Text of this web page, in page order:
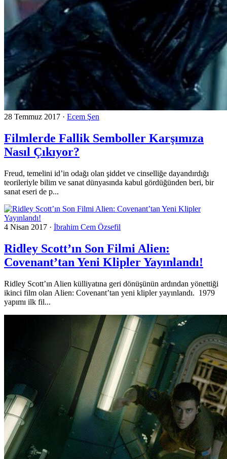
28 Temmuz 2017 · Ecem Şen
Filmlerde Fallik Semboller Karşımıza
Nasıl Çıkıyor?
Freud, temelini id’in odağı olan şiddet ve cinselliğe dayandırdığı
teorileriyle bilim ve sanat dünyasında kabul gördüğünden beri, bir
sanat eseri de p...
4 Nisan 2017 · İbrahim Cem Özsefil
Ridley Scott’ın Son Filmi Alien:
Covenant’tan Yeni Klipler Yayınlandı!
Ridley Scott’ın Alien külliyatına geri dönüşünün ardından yönettiği
ikinci film olan Alien: Covenant’tan yeni klipler yayınlandı. 1979
yapımı ilk fil...